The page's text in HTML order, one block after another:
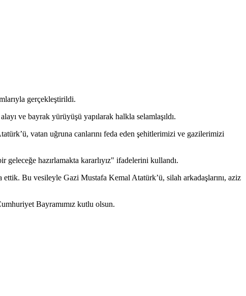
gerçekleştirildi.
ve bayrak yürüyüşü yapılarak halkla selamlaşıldı.
vatan uğruna canlarını feda eden şehitlerimizi ve gazilerimizi
hazırlamakta kararlıyız" ifadelerini kullandı.
Bu vesileyle Gazi Mustafa Kemal Atatürk’ü, silah arkadaşlarını, aziz
Bayramımız kutlu olsun.